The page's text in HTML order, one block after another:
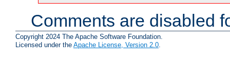
Comments are disabled
Copyright 2024 The Apache Software Foundation.
Licensed under the Apache License, Version 2.0.